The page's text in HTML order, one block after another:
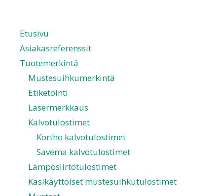
Etusivu
Asiakasreferenssit
Tuotemerkintä
Mustesuihkumerkintä
Etiketöinti
Lasermerkkaus
Kalvotulostimet
Kortho kalvotulostimet
Savema kalvotulostimet
Lämpösiirtotulostimet
Käsikäyttöiset mustesuihkutulostimet